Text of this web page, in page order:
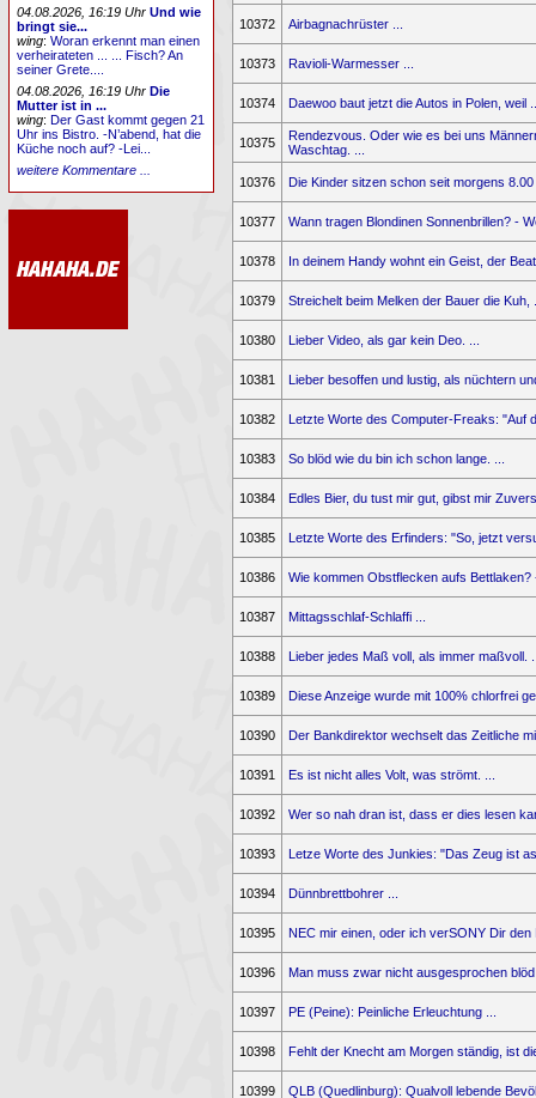
10372 Airbagnachrüster ...
10373 Ravioli-Warmesser ...
10374 Daewoo baut jetzt die Autos in Polen, weil
10375
Rendezvous. Oder wie es bei uns
Waschtag. ...
10376 Die Kinder sitzen schon seit morgens 8.00
10377 Wann tragen Blondinen Sonnenbrillen? -
10378 In deinem Handy wohnt ein Geist, der
10379 Streichelt beim Melken der Bauer die Kuh,
10380 Lieber Video, als gar kein Deo. ...
10381 Lieber besoffen und lustig, als nüchtern
10382 Letzte Worte des Computer-Freaks: "Auf
10383 So blöd wie du bin ich schon lange. ...
10384 Edles Bier, du tust mir gut, gibst mir
10385 Letzte Worte des Erfinders: "So, jetzt
10386 Wie kommen Obstflecken aufs Bettlaken?
10387 Mittagsschlaf-Schlaffi ...
10388 Lieber jedes Maß voll, als immer maßvoll.
10389 Diese Anzeige wurde mit 100% chlorfrei
10390 Der Bankdirektor wechselt das Zeitliche
10391 Es ist nicht alles Volt, was strömt. ...
10392 Wer so nah dran ist, dass er dies lesen
10393 Letze Worte des Junkies: "Das Zeug ist
10394 Dünnbrettbohrer ...
10395 NEC mir einen, oder ich verSONY Dir den
10396 Man muss zwar nicht ausgesprochen
10397 PE (Peine): Peinliche Erleuchtung ...
10398 Fehlt der Knecht am Morgen ständig, ist
10399 QLB (Quedlinburg): Qualvoll lebende
04.08.2026, 16:19 Uhr Und wie
bringt sie...
wing:Woran erkennt man einen
verheirateten ... ... Fisch? An
seiner Grete....
04.08.2026, 16:19 Uhr Die
Mutter ist in ...
wing:Der Gast kommt gegen 21
Uhr ins Bistro. -N’abend, hat die
Küche noch auf? -Lei...
weitere Kommentare ...